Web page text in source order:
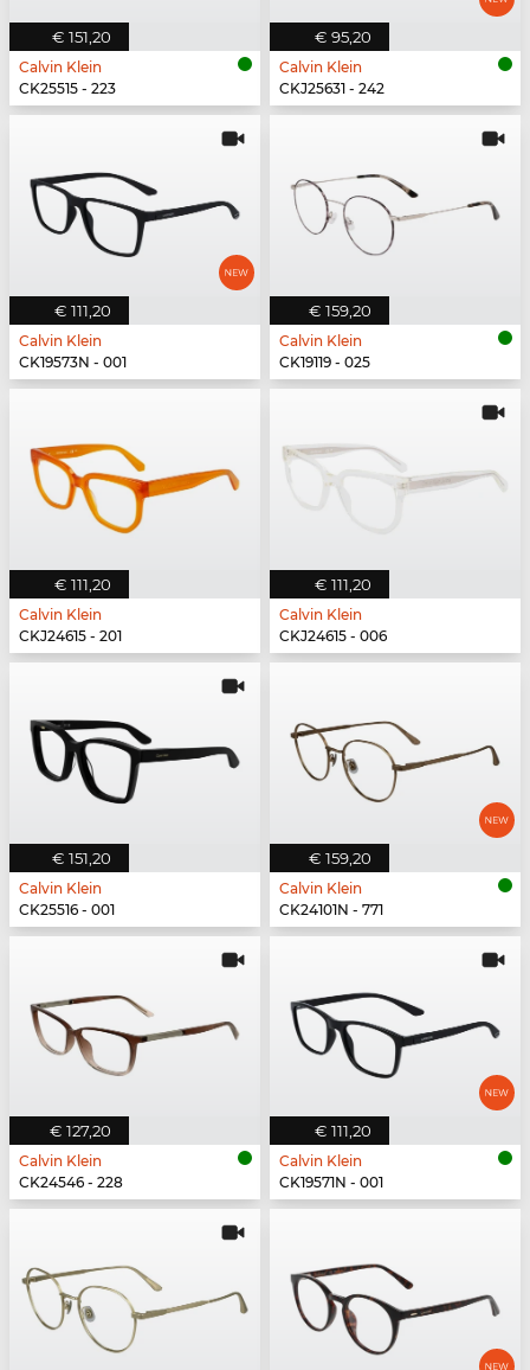
€ 151,20
Calvin Klein
CK25515 - 223
€ 95,20
Calvin Klein
CKJ25631 - 242
€ 111,20
Calvin Klein
CK19573N - 001
€ 159,20
Calvin Klein
CK19119 - 025
€ 111,20
Calvin Klein
CKJ24615 - 201
€ 111,20
Calvin Klein
CKJ24615 - 006
€ 151,20
Calvin Klein
CK25516 - 001
€ 159,20
Calvin Klein
CK24101N - 771
€ 127,20
Calvin Klein
CK24546 - 228
€ 111,20
Calvin Klein
CK19571N - 001